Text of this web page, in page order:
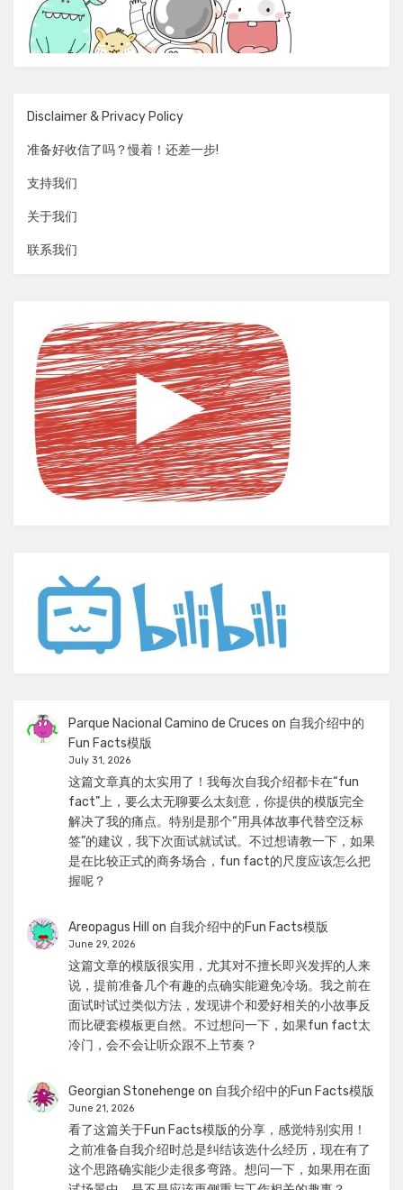
Disclaimer & Privacy Policy
准备好收信了吗？慢着！还差一步!
支持我们
关于我们
联系我们
Parque Nacional Camino de Cruces on 自我介绍中的
Fun Facts模版
July 31, 2026
这篇文章真的太实用了！我每次自我介绍都卡在“fun
fact”上，要么太无聊要么太刻意，你提供的模版完全
解决了我的痛点。特别是那个“用具体故事代替空泛标
签”的建议，我下次面试就试试。不过想请教一下，如果
是在比较正式的商务场合，fun fact的尺度应该怎么把
握呢？
Areopagus Hill on 自我介绍中的Fun Facts模版
June 29, 2026
这篇文章的模版很实用，尤其对不擅长即兴发挥的人来
说，提前准备几个有趣的点确实能避免冷场。我之前在
面试时试过类似方法，发现讲个和爱好相关的小故事反
而比硬套模板更自然。不过想问一下，如果fun fact太
冷门，会不会让听众跟不上节奏？
Georgian Stonehenge on 自我介绍中的Fun Facts模版
June 21, 2026
看了这篇关于Fun Facts模版的分享，感觉特别实用！
之前准备自我介绍时总是纠结该选什么经历，现在有了
这个思路确实能少走很多弯路。想问一下，如果用在面